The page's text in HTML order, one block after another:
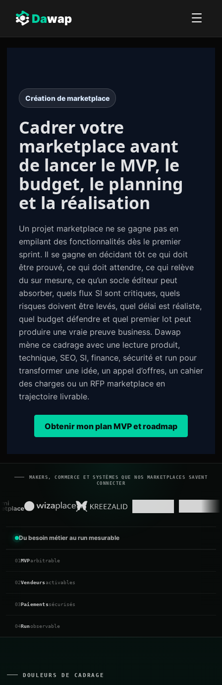
Dawap
Création de marketplace
Cadrer votre
marketplace avant
de lancer le MVP, le
budget, le planning
et la réalisation
Un projet marketplace ne se gagne pas en
empilant des fonctionnalités dès le premier
sprint. Il se gagne en décidant tôt ce qui doit
être prouvé, ce qui doit attendre, ce qui relève
du sur mesure, ce qu’un socle éditeur peut
absorber, quels flux SI sont critiques, quels
risques doivent être levés, quel délai est réaliste,
quel budget défendre et quel premier lot peut
produire une vraie preuve business. Dawap
mène ce cadrage avec une lecture produit,
technique, SEO, SI, finance, sécurité et run pour
transformer une idée, un appel d’offres, un cahier
des charges ou un RFP marketplace en
trajectoire livrable.
Obtenir mon plan MVP et roadmap
MAKERS, COMMERCE ET SYSTÈMES QUE NOS MARKETPLACES SAVENT
CONNECTER
Du besoin métier au run mesurable
01MVParbitrable
02Vendeursactivables
03Paiementssécurisés
04Runobservable
DOULEURS DE CADRAGE